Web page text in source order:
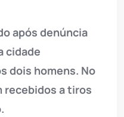
após denúncia
cidade
dois homens. No
recebidos a tiros